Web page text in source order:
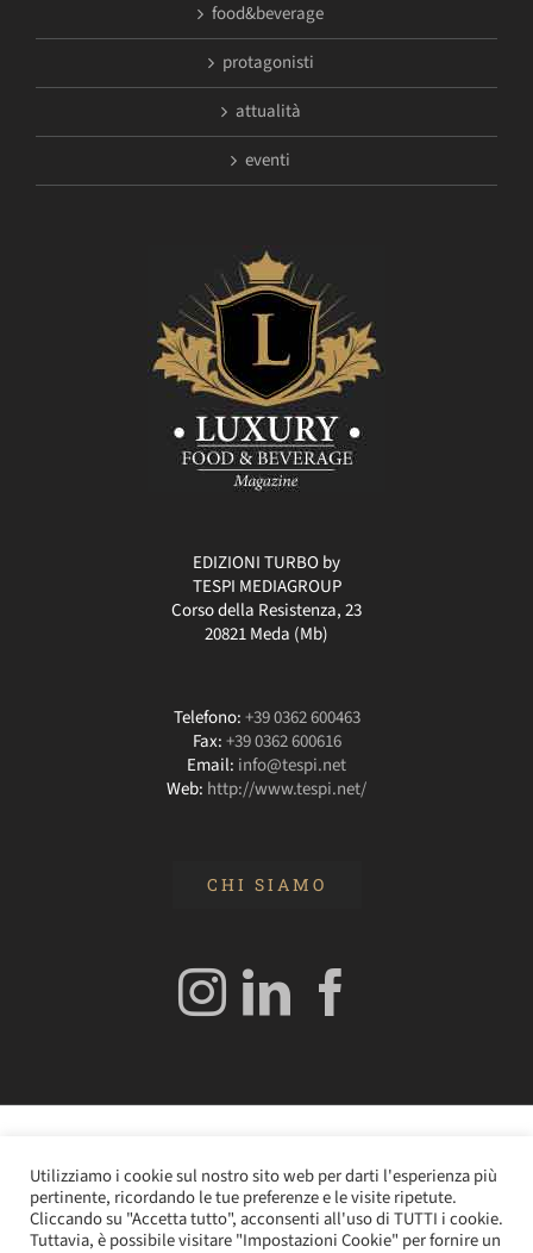
food&beverage
protagonisti
attualità
eventi
EDIZIONI TURBO by
TESPI MEDIAGROUP
Corso della Resistenza, 23
20821 Meda (Mb)
Telefono:+39 0362 600463
Fax:+39 0362 600616
Email: info@tespi.net
Web: http://www.tespi.net/
CHI SIAMO
Angelo Frigerio -Cookie Policy–Privacy Policy- P.IVA
0362610964
Utilizziamo i cookie sul nostro sito web per darti l'esperienza più
pertinente, ricordando le tue preferenze e le visite ripetute.
Cliccando su "Accetta tutto", acconsenti all'uso di TUTTI i cookie.
Tuttavia, è possibile visitare "Impostazioni Cookie" per fornire un